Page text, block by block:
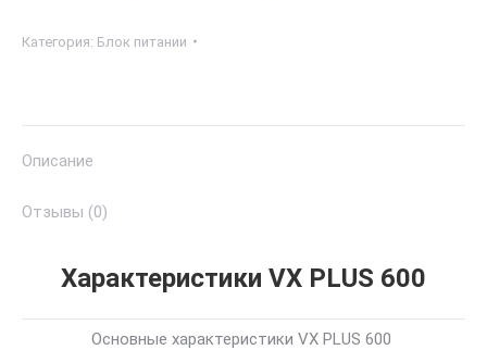
PLUS
Категория: Блок питании
Описание
Отзывы (0)
Характеристики VX PLUS 600
Основные характеристики VX PLUS 600